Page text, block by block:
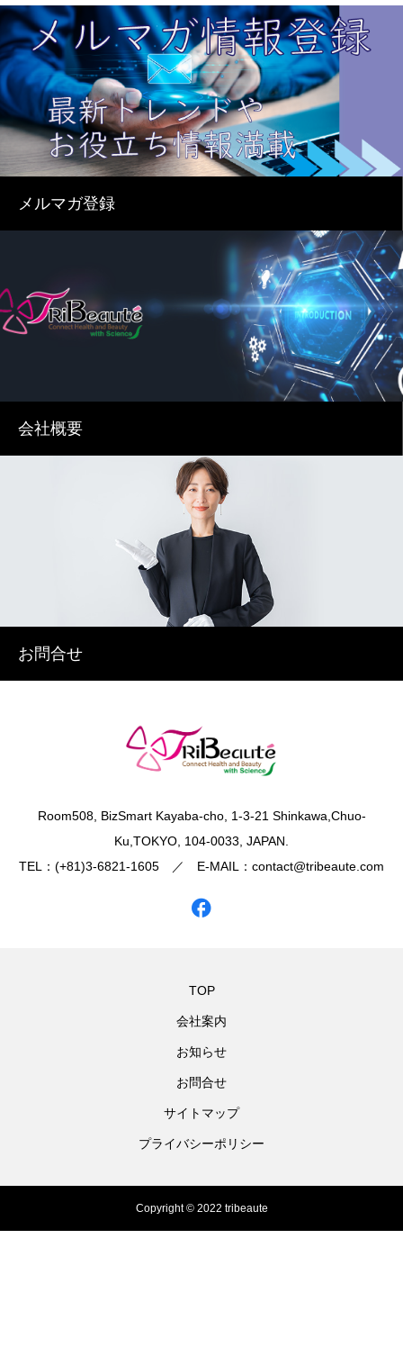
メルマガ登録
会社概要
お問合せ
​Room508, BizSmart Kayaba-cho, 1-3-21 Shinkawa,Chuo-
Ku,TOKYO, 104-0033, JAPAN.
TEL：(+81)3-6821-1605 ／ E-MAIL：contact@tribeaute.com
TOP
会社案内
お知らせ
お問合せ
サイトマップ
プライバシーポリシー
Copyright © 2022 tribeaute